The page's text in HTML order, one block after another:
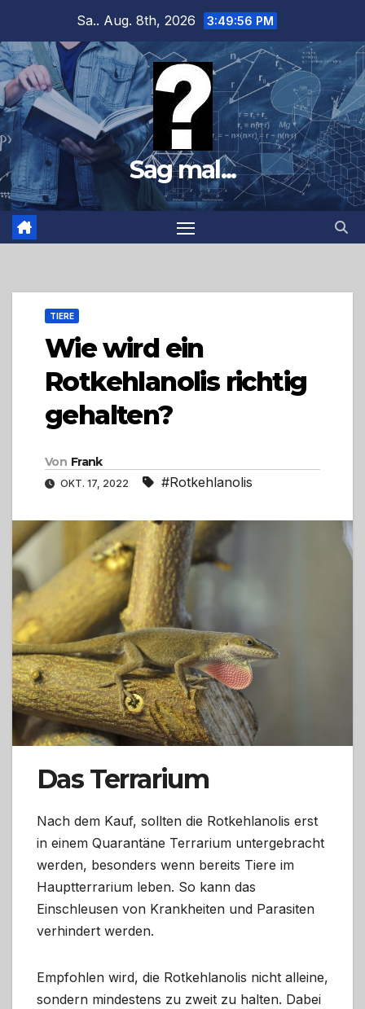
springen
Sa.. Aug. 8th, 2026 3:49:57 PM
Sag mal...
TIERE
Wie wird ein
Rotkehlanolis richtig
gehalten?
Von Frank
OKT. 17, 2022 #Rotkehlanolis
Das Terrarium
Nach dem Kauf, sollten die Rotkehlanolis erst
in einem Quarantäne Terrarium untergebracht
werden, besonders wenn bereits Tiere im
Hauptterrarium leben. So kann das
Einschleusen von Krankheiten und Parasiten
verhindert werden.
Empfohlen wird, die Rotkehlanolis nicht alleine,
sondern mindestens zu zweit zu halten. Dabei